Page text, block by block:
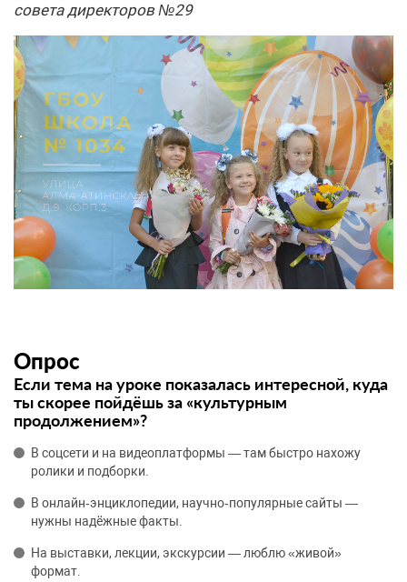
совета директоров №29
Опрос
Если тема на уроке показалась интересной, куда
ты скорее пойдёшь за «культурным
продолжением»?
В соцсети и на видеоплатформы — там быстро нахожу
ролики и подборки.
В онлайн‑энциклопедии, научно‑популярные сайты —
нужны надёжные факты.
На выставки, лекции, экскурсии — люблю «живой»
формат.